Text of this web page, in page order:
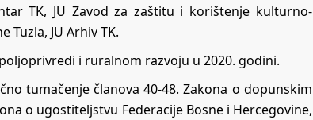
TK, JU Zavod za zaštitu i korištenje kulturno-
Tuzla, JU Arhiv TK.
i ruralnom razvoju u 2020. godini.
tumačenje članova 40-48. Zakona o dopunskim
o ugostiteljstvu Federacije Bosne i Hercegovine,